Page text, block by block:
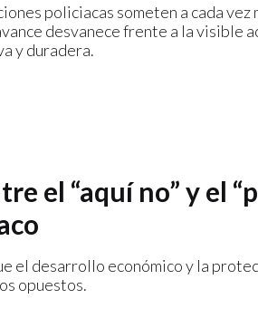
policiacas someten a cada vez
desvanece frente a la visible
y duradera.
el “aquí no” y el
el desarrollo económico y la
opuestos.